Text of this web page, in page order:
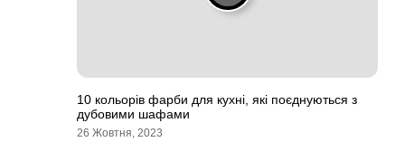
10 кольорів фарби для кухні, які поєднуються з
дубовими шафами
26 Жовтня, 2023